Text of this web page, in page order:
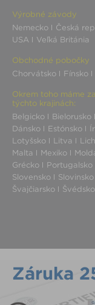
Výrobné závody
Nemecko
Česká
USA
Veľká Británia
Obchodné pobočky
Chorvátsko
Fínsko
Okrem toho máme
týchto krajinách:
Belgicko
Bielorusko
Dánsko
Estónsko
Lotyšsko
Litva
Malta
Mexiko
Grécko
Portugalsko
Slovensko
Slovinsko
Švajčiarsko
Švédsko
Záruka